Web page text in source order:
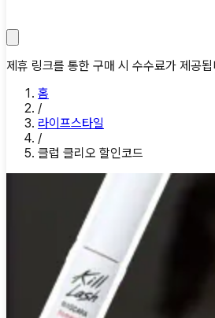
제휴 링크를 통한 구매 시 수수료가 제공
홈
/
라이프스타일
/
클럽 클리오 할인코드